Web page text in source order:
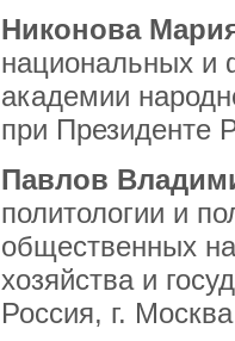
Никонова
национальных и
академии
при Президенте
Павлов
политологии и
общественных
хозяйства и
Россия, г.